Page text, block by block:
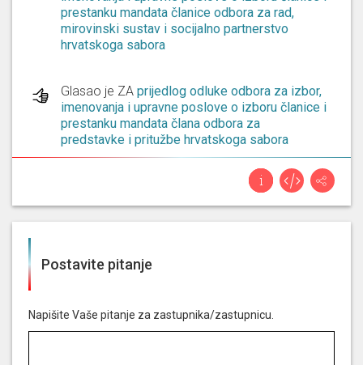
prestanku mandata članice odbora za rad,
mirovinski sustav i socijalno partnerstvo
hrvatskoga sabora
Glasao je ZA prijedlog odluke odbora za izbor,
imenovanja i upravne poslove o izboru članice i
prestanku mandata člana odbora za
predstavke i pritužbe hrvatskoga sabora
prijedlog odluke odbora za izbor,
imenovanja i upravne poslove o razrješenju
predsjednika i izboru predsjednice, izboru
imenovanja i upravne poslove o izboru člana
odbora za ratne veterane hrvatskoga sabora
Postavite pitanje
Napišite Vaše pitanje za zastupnika/zastupnicu.